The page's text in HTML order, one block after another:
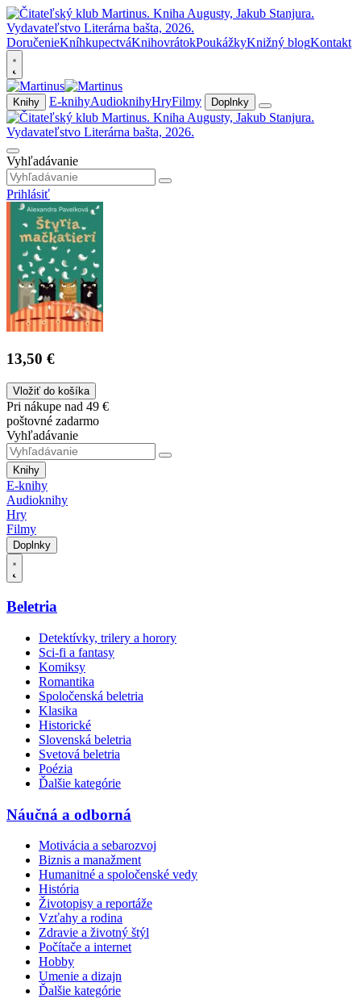
DoručenieKníhkupectváKnihovrátokPoukážkyKnižný blogKontakt
Knihy E-knihyAudioknihyHryFilmy Doplnky
Vyhľadávanie
Prihlásiť
13,50 €
Vložiť do košíka
Pri nákupe nad 49 €
poštovné zadarmo
Vyhľadávanie
Knihy
E-knihy
Audioknihy
Hry
Filmy
Doplnky
Beletria
Detektívky, trilery a horory
Sci-fi a fantasy
Komiksy
Romantika
Spoločenská beletria
Klasika
Historické
Slovenská beletria
Svetová beletria
Poézia
Ďalšie kategórie
Náučná a odborná
Motivácia a sebarozvoj
Biznis a manažment
Humanitné a spoločenské vedy
História
Životopisy a reportáže
Vzťahy a rodina
Zdravie a životný štýl
Počítače a internet
Hobby
Umenie a dizajn
Ďalšie kategórie